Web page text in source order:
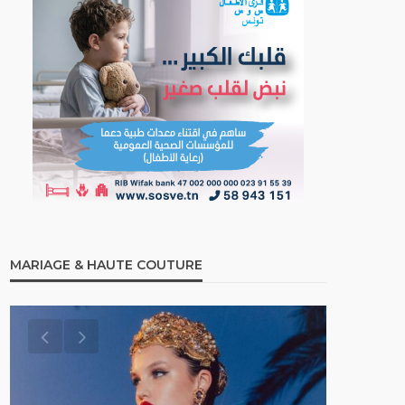
MARIAGE & HAUTE COUTURE